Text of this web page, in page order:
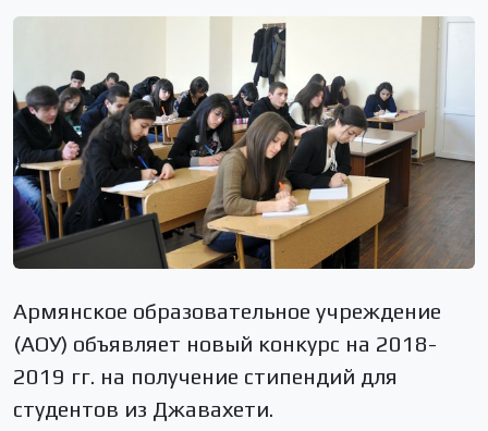
Армянское образовательное учреждение
(АОУ) объявляет новый конкурс на 2018-
2019 гг. на получение стипендий для
студентов из Джавахети.